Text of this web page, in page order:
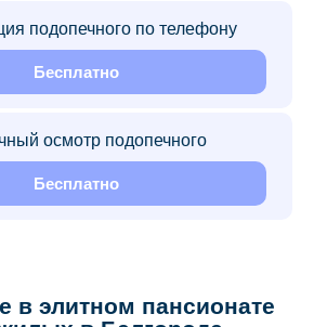
подопечного по телефону
Бесплатно
осмотр подопечного
Бесплатно
в элитном пансионате